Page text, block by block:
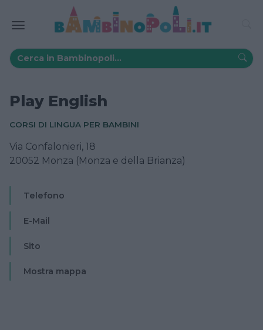
Play English
CORSI DI LINGUA PER BAMBINI
Via Confalonieri, 18
20052 Monza (Monza e della Brianza)
Telefono
E-Mail
Sito
Mostra mappa